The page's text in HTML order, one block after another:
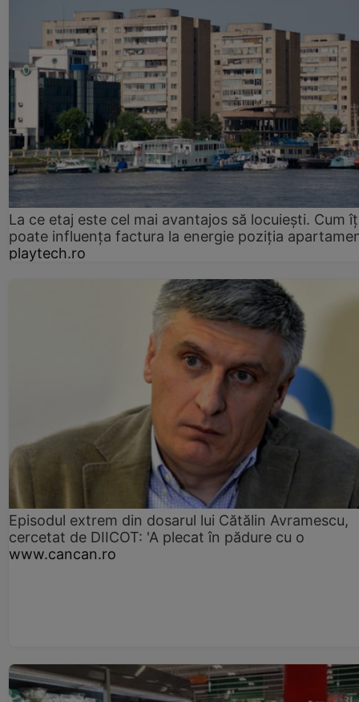
La ce etaj este cel mai avantajos să locuiești. Cum
poate influența factura la energie poziția
playtech.ro
Episodul extrem din dosarul lui Cătălin Avramescu,
cercetat de DIICOT: 'A plecat în pădure cu o
www.cancan.ro